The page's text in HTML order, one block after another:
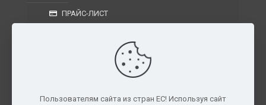
ПРАЙС-ЛИСТ
УСЛОВИЯ ДОСТАВКИ
УСЛОВИЯ ВОЗВРАТА
Пользователям сайта из стран ЕС! Используя сайт